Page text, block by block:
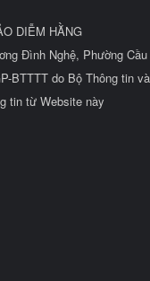
DIỄM HẰNG
Đình Nghệ, Phường
BTTTT do Bộ Thông tin
tin từ Website này